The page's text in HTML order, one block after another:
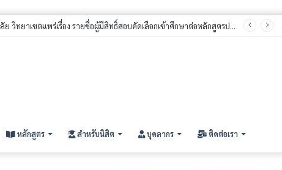
จำปีการศึกษา ๒๕๖๙ (รอบที่ ๓) ระดับปริญญาตรี
หลักสูตร สำหรับนิสิต บุคลากร ติดต่อเรา